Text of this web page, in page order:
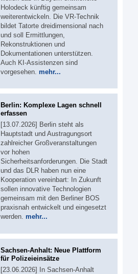
Holodeck künftig gemeinsam
weiterentwickeln. Die VR-Technik
bildet Tatorte dreidimensional nach
und soll Ermittlungen,
Rekonstruktionen und
Dokumentationen unterstützen.
Auch KI-Assistenzen sind
vorgesehen. mehr...
Berlin: Komplexe Lagen schnell
erfassen
[13.07.2026] Berlin steht als
Hauptstadt und Austragungsort
zahlreicher Großveranstaltungen
vor hohen
Sicherheitsanforderungen. Die Stadt
und das DLR haben nun eine
Kooperation vereinbart: In Zukunft
sollen innovative Technologien
gemeinsam mit den Berliner BOS
praxisnah entwickelt und eingesetzt
werden. mehr...
Sachsen-Anhalt: Neue Plattform
für Polizeieinsätze
[23.06.2026] In Sachsen-Anhalt